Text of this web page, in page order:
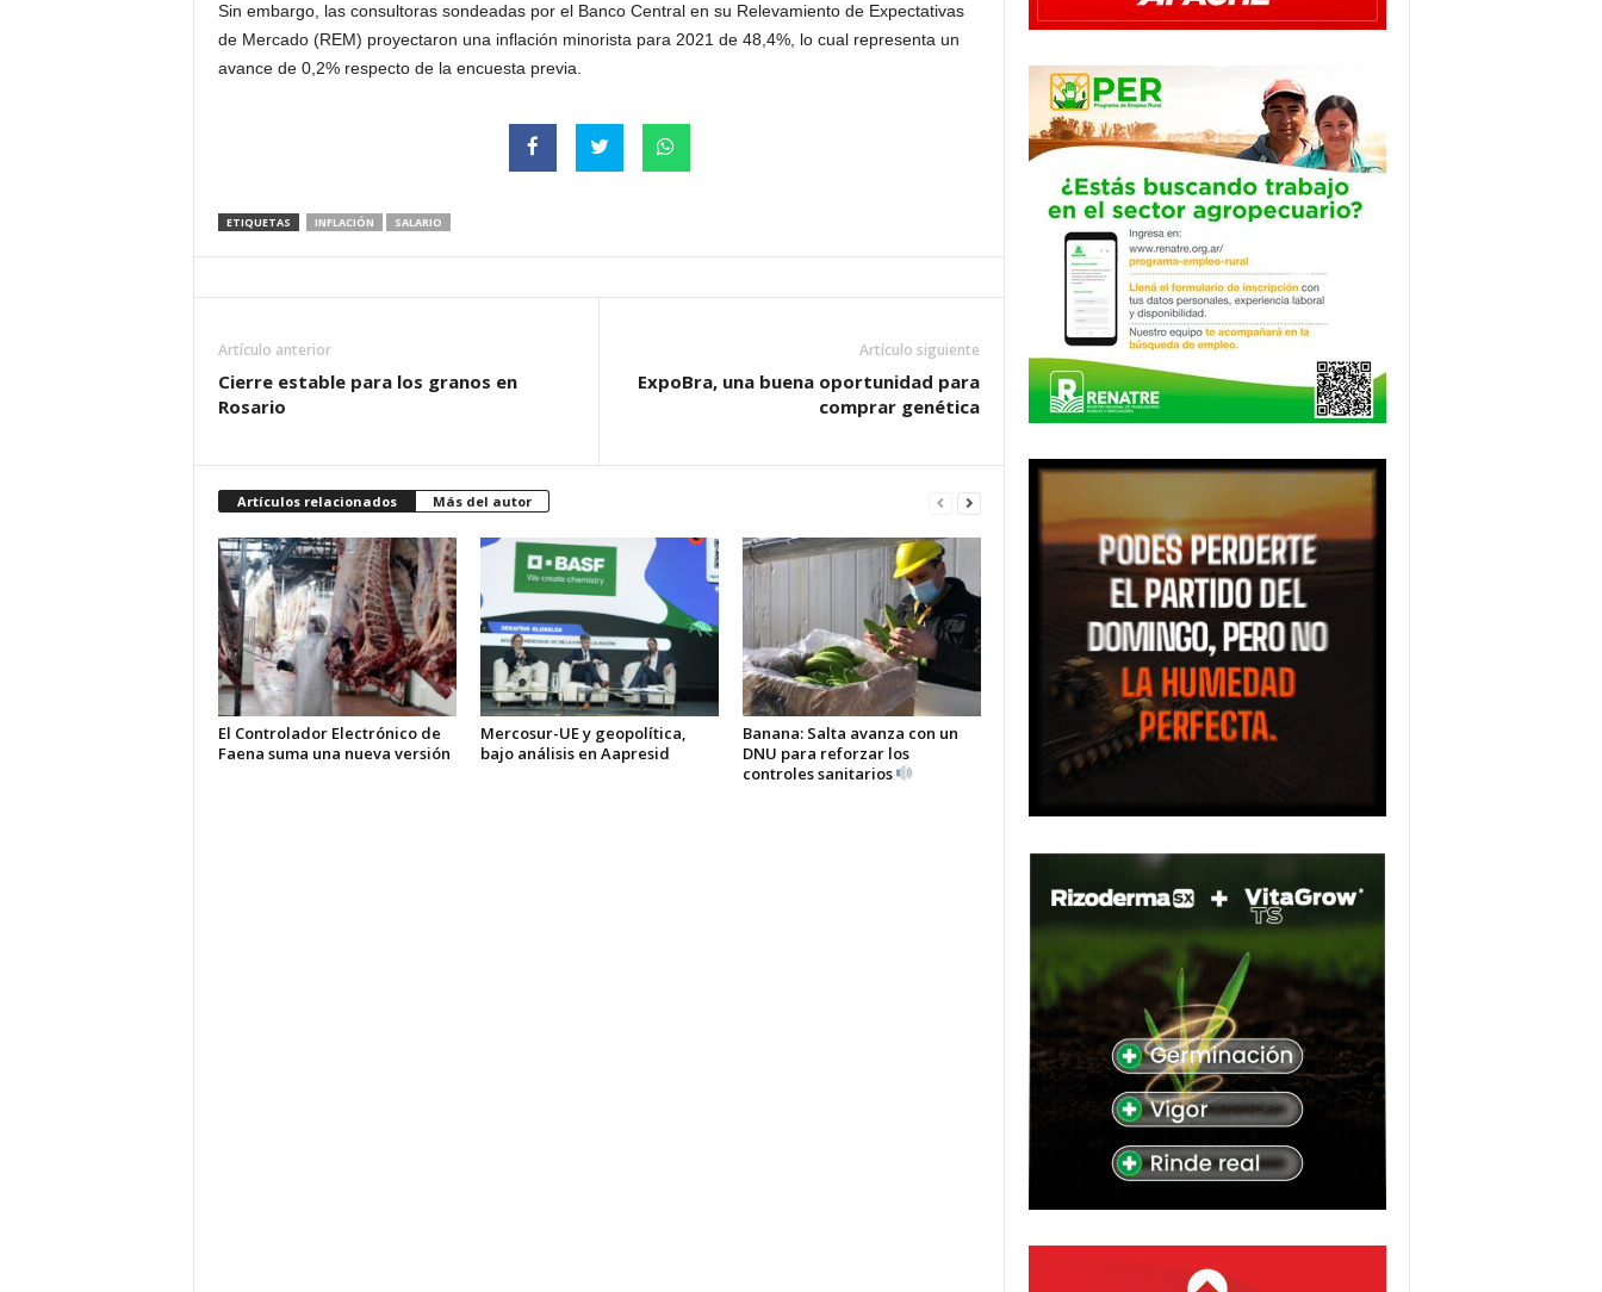
Sin embargo, las consultoras sondeadas por el Banco Central en su Relevamiento de Expectativas
de Mercado (REM) proyectaron una inflación minorista para 2021 de 48,4%, lo cual representa un
avance de 0,2% respecto de la encuesta previa.
ETIQUETAS INFLACIÓN SALARIO
Artículo anterior
Cierre estable para los granos en
Rosario
Artículo siguiente
ExpoBra, una buena oportunidad para
comprar genética
Artículos relacionados Más del autor
El Controlador Electrónico de
Faena suma una nueva versión
Mercosur-UE y geopolítica,
bajo análisis en Aapresid
Banana: Salta avanza con un
DNU para reforzar los
controles sanitarios